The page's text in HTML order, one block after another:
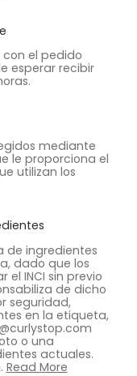
el pedido
esperar recibir
mediante
le proporciona el
utilizan los
de ingredientes
dado que los
INCI sin previo
de dicho
seguridad,
en la etiqueta,
o una
actuales.
Read More